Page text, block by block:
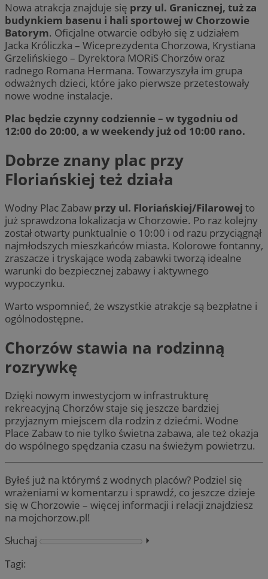
Nowa atrakcja znajduje się przy ul. Granicznej, tuż za
budynkiem basenu i hali sportowej w Chorzowie
Batorym. Oficjalne otwarcie odbyło się z udziałem
Jacka Króliczka – Wiceprezydenta Chorzowa, Krystiana
Grzelińskiego – Dyrektora MORiS Chorzów oraz
radnego Romana Hermana. Towarzyszyła im grupa
odważnych dzieci, które jako pierwsze przetestowały
nowe wodne instalacje.
Plac będzie czynny codziennie – w tygodniu od
12:00 do 20:00, a w weekendy już od 10:00 rano.
Dobrze znany plac przy
Floriańskiej też działa
Wodny Plac Zabaw przy ul. Floriańskiej/Filarowej to
już sprawdzona lokalizacja w Chorzowie. Po raz kolejny
został otwarty punktualnie o 10:00 i od razu przyciągnął
najmłodszych mieszkańców miasta. Kolorowe fontanny,
zraszacze i tryskające wodą zabawki tworzą idealne
warunki do bezpiecznej zabawy i aktywnego
wypoczynku.
Warto wspomnieć, że wszystkie atrakcje są bezpłatne i
ogólnodostępne.
Chorzów stawia na rodzinną
rozrywkę
Dzięki nowym inwestycjom w infrastrukturę
rekreacyjną Chorzów staje się jeszcze bardziej
przyjaznym miejscem dla rodzin z dziećmi. Wodne
Place Zabaw to nie tylko świetna zabawa, ale też okazja
do wspólnego spędzania czasu na świeżym powietrzu.
Byłeś już na którymś z wodnych placów? Podziel się
wrażeniami w komentarzu i sprawdź, co jeszcze dzieje
się w Chorzowie – więcej informacji i relacji znajdziesz
na mojchorzow.pl!
Słuchaj
⏵︎
Tagi: